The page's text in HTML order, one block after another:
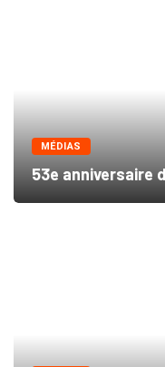
MÉDIAS
53e anniversaire